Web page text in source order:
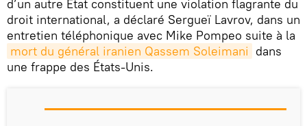
d’un autre État constituent une violation flagrante du
droit international, a déclaré Sergueï Lavrov, dans un
entretien téléphonique avec Mike Pompeo suite à la
mort du général iranien Qassem Soleimani dans
une frappe des États-Unis.